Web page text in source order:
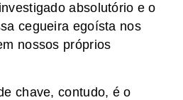
absolutório e o
cegueira egoísta nos
nossos próprios
chave, contudo, é o